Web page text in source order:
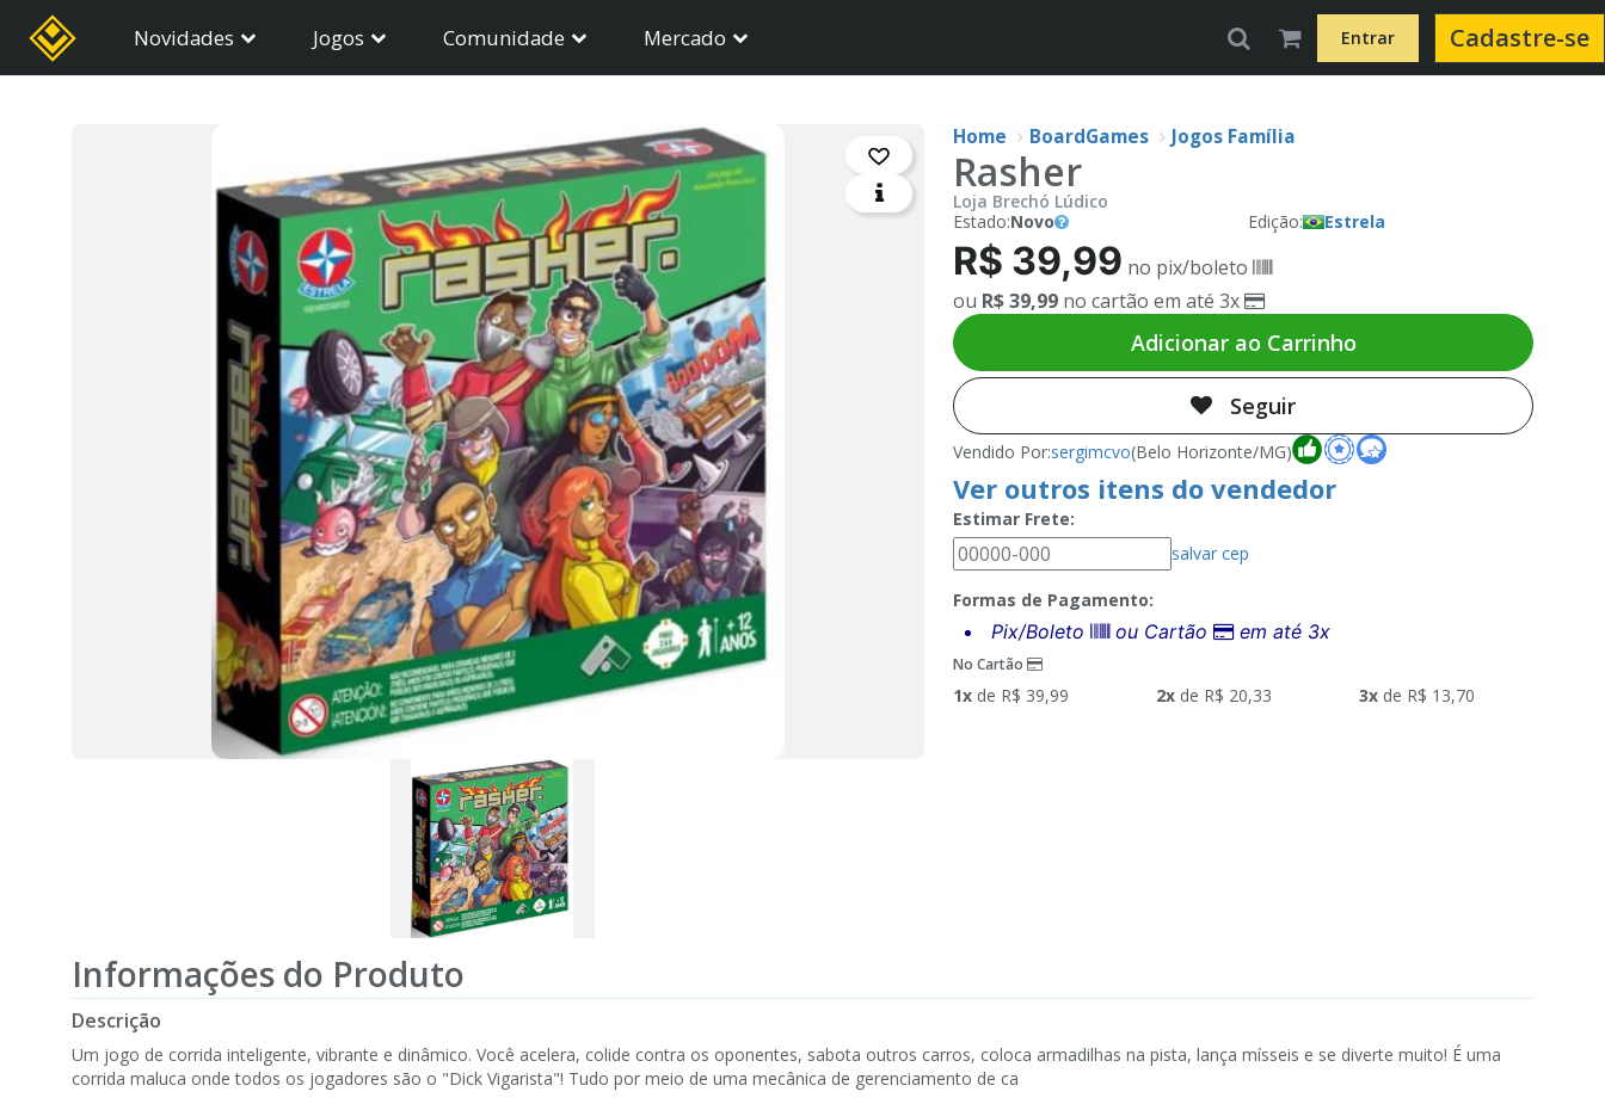
Novidades Jogos Comunidade Mercado Entrar Cadastre-se
Home BoardGames Jogos Família
Rasher
Loja Brechó Lúdico
Estado:Novo Edição: Estrela
R$ 39,99 no pix/boleto
ou R$ 39,99 no cartão em até 3x
Adicionar ao Carrinho
Seguir
Vendido Por:sergimcvo(Belo Horizonte/MG)
Ver outros itens do vendedor
Estimar Frete:
salvar cep
Formas de Pagamento:
Pix/Boleto ou Cartão em até 3x
No Cartão
1x de R$ 39,99 2x de R$ 20,33 3x de R$ 13,70
Informações do Produto
Descrição
Um jogo de corrida inteligente, vibrante e dinâmico. Você acelera, colide contra os oponentes, sabota outros carros, coloca armadilhas na pista, lança mísseis e se diverte muito! É uma
corrida maluca onde todos os jogadores são o "Dick Vigarista"! Tudo por meio de uma mecânica de gerenciamento de ca